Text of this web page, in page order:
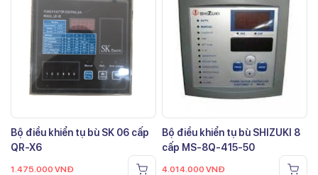
Bộ điều khiển tụ bù SK 06 cấp
QR-X6
1.475.000 VNĐ
Bộ điều khiển tụ bù SHIZUKI 8
cấp MS-8Q-415-50
4.014.000 VNĐ